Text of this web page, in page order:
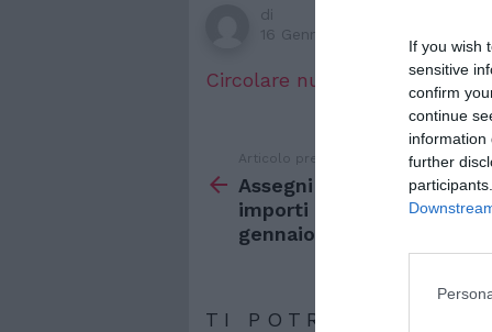
If you wish
sensitive
confirm
continue
information
further
di
16 Gennaio 2007, 1:00
Circolare numero 13 del 12-
di
Articolo precedente
Assegni familiari. I nuovi
importi in vigore dal
gennaio 2007
TI POTREBBERO